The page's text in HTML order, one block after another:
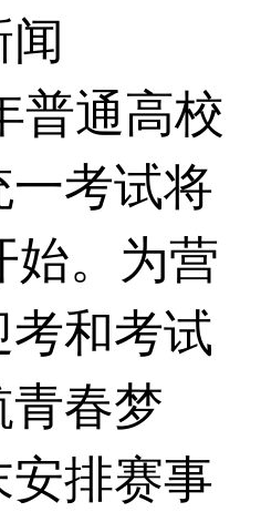
通高校
考试将
始。为营
和考试
春梦
排赛事